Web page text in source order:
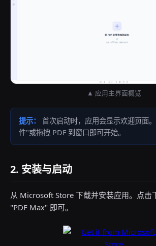
▲ 应用主界面概览
提示：
首次启动时，应用会显示欢迎页面
件"或拖拽 PDF 到窗口即可开始。
2. 安装与启动
从 Microsoft Store 下载并安装应用。点击
"PDF Max" 即可。